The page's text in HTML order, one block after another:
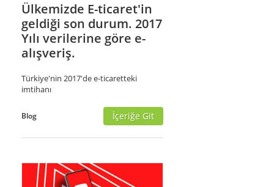
Ülkemizde E-ticaret'in
geldiği son durum. 2017
Yılı verilerine göre e-
alışveriş.
Türkiye'nin 2017'de e-ticaretteki
imtihanı
Blog İçeriğe Git